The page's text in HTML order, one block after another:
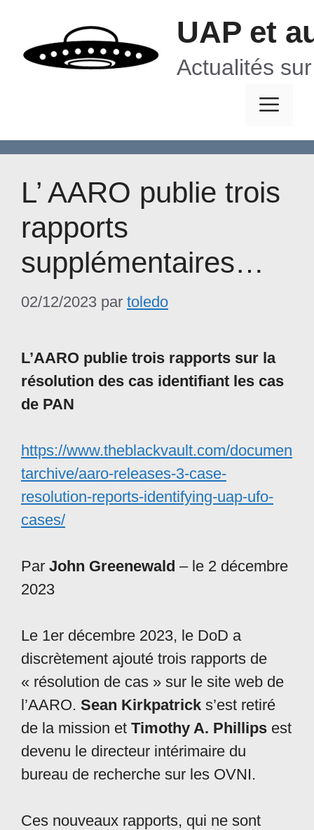
contenu
UAP et
Actualités
L’ AARO publie trois
rapports
supplémentaires…
02/12/2023 par toledo
L’AARO publie trois rapports sur la
résolution des cas identifiant les cas
de PAN
https://www.theblackvault.com/documen
tarchive/aaro-releases-3-case-
resolution-reports-identifying-uap-ufo-
cases/
Par John Greenewald – le 2 décembre
2023
Le 1er décembre 2023, le DoD a
discrètement ajouté trois rapports de
« résolution de cas » sur le site web de
l’AARO. Sean Kirkpatrick s’est retiré
de la mission et Timothy A. Phillips est
devenu le directeur intérimaire du
bureau de recherche sur les OVNI.
Ces nouveaux rapports, qui ne sont